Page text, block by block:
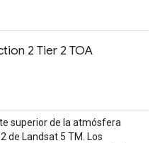
2 Tier 2 TOA
superior de la atmósfera
de Landsat 5 TM. Los